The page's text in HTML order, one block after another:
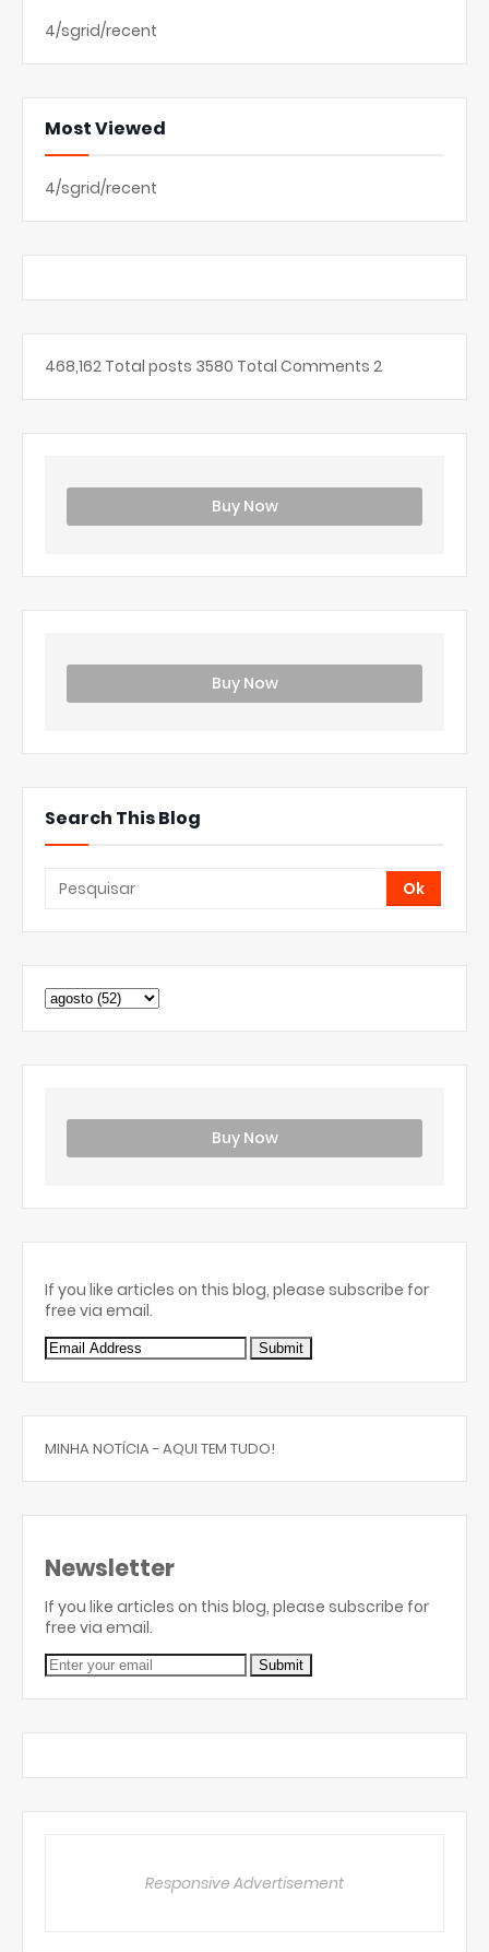
4/sgrid/recent
Most Viewed
4/sgrid/recent
468,162 Total posts 3580 Total Comments 2
Buy Now
Buy Now
Search This Blog
Buy Now
If you like articles on this blog, please subscribe for
free via email.
MINHA NOTÍCIA - AQUI TEM TUDO!
Newsletter
If you like articles on this blog, please subscribe for
free via email.
Responsive Advertisement